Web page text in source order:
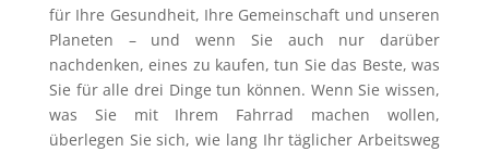
für Ihre Gesundheit, Ihre Gemeinschaft und unseren
Planeten – und wenn Sie auch nur darüber
nachdenken, eines zu kaufen, tun Sie das Beste, was
Sie für alle drei Dinge tun können. Wenn Sie wissen,
was Sie mit Ihrem Fahrrad machen wollen,
überlegen Sie sich, wie lang Ihr täglicher Arbeitsweg